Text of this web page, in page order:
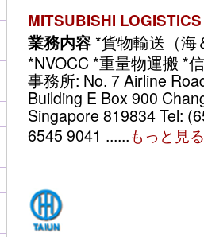
MITSUBISHI
業務内容 *貨物輸送（海
*NVOCC *重量物運搬 *
事務所: No. 7 Airline
Building E Box 900
Singapore 819834 Tel:
6545 9041 ......もっと見る